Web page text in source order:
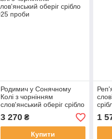
Родимич у Сонячному
Колі з чорнінням
слов'янський оберіг срібло
3 270₴
Купити
1